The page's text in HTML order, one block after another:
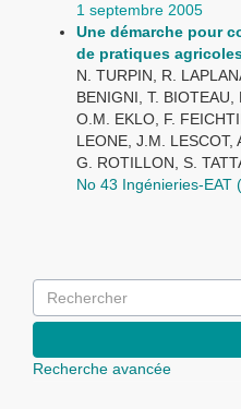
1 septembre 2005
Une démarche pour
de pratiques
N. TURPIN, R.
BENIGNI, T. BIOTEAU,
O.M. EKLO, F.
LEONE, J.M. LESCOT,
G. ROTILLON, S.
No 43 Ingénieries-EAT
Recherche avancée